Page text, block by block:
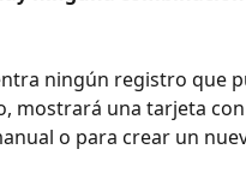
ningún registro que
mostrará una tarjeta
o para crear un